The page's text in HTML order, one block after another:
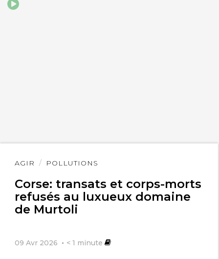
AGIR POLLUTIONS
Corse: transats et corps-morts
refusés au luxueux domaine
de Murtoli
09 Avr 2026 < 1 minute
Lire